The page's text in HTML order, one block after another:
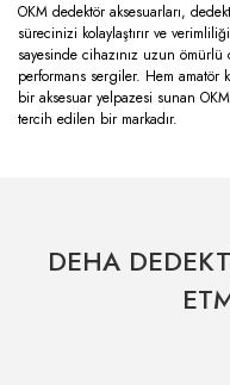
OKM dedektör aksesuarları,
sürecinizi kolaylaştırır ve
sayesinde cihazınız uzun ömürlü
performans sergiler. Hem amatör
bir aksesuar yelpazesi sunan
tercih edilen bir markadır.
DEHA